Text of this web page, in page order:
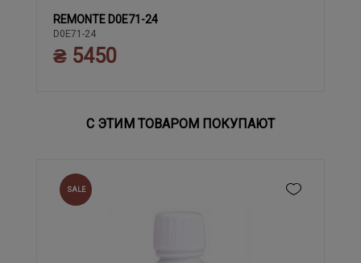
36 37 38 39
REMONTE D0E71-24
D0E71-24
₴ 5450
С ЭТИМ ТОВАРОМ ПОКУПАЮТ
SALE